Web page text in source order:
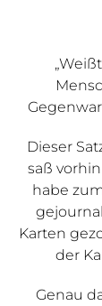
Dieser
saß
habe
Karten
der
Genau